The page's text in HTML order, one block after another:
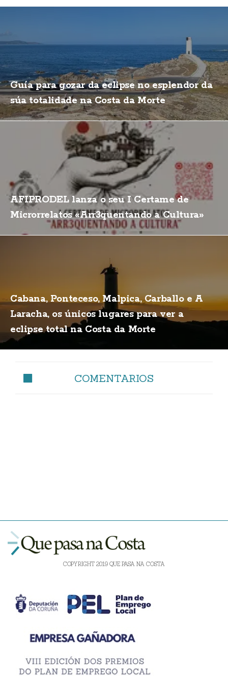
Guía para gozar da eclipse no esplendor da
súa totalidade na Costa da Morte
AFIPRODEL lanza o seu I Certame de
Microrrelatos «Arr3quentando a Cultura»
Cabana, Ponteceso, Malpica, Carballo e A
Laracha, os únicos lugares para ver a
eclipse total na Costa da Morte
COMENTARIOS
COPYRIGHT 2019 QUE PASA NA COSTA